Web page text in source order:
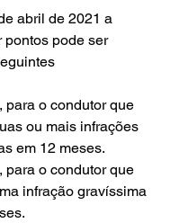
abril de 2021 a
pontos pode ser
para o condutor que
ou mais infrações
em 12 meses.
para o condutor que
infração gravíssima